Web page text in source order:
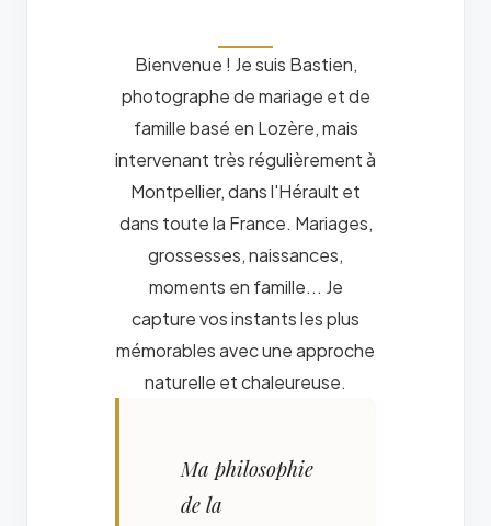
Bienvenue ! Je suis Bastien,
photographe de mariage et de
famille basé en Lozère, mais
intervenant très régulièrement à
Montpellier, dans l'Hérault et
dans toute la France. Mariages,
grossesses, naissances,
moments en famille... Je
capture vos instants les plus
mémorables avec une approche
naturelle et chaleureuse.
Ma philosophie
de la